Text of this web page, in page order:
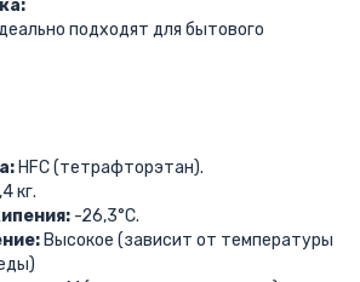
подходят для бытового
HFC (тетрафторэтан).
кг.
-26,3°C.
Высокое (зависит от температуры